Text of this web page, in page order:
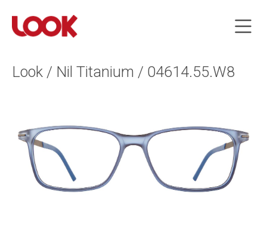
Look / Nil Titanium / 04614.55.W8